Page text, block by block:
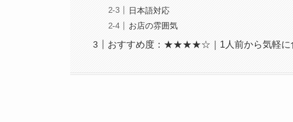
日本語対応
お店の雰囲気
おすすめ度：★★★★☆｜1人前から気軽に